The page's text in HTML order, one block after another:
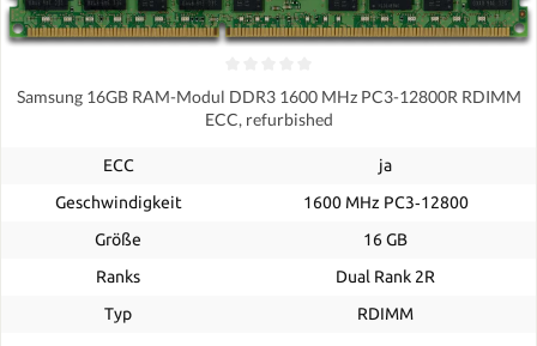
Samsung 16GB RAM-Modul DDR3 1600 MHz PC3-12800R RDIMM
ECC, refurbished
ECC
ja
Geschwindigkeit
1600 MHz PC3‑12800
Größe
16 GB
Ranks
Dual Rank 2R
Typ
RDIMM